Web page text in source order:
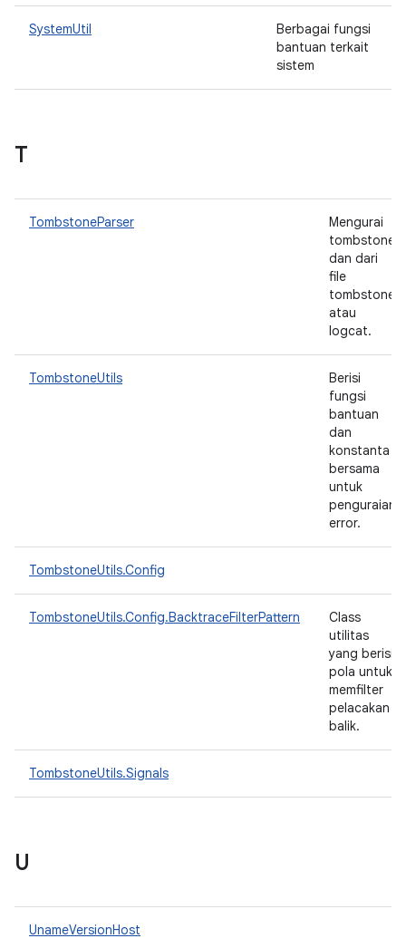
SystemUtil
Berbagai fungsi
bantuan terkait
sistem
T
TombstoneParser
Mengurai
tombstone
dan dari
file
tombstone
atau
logcat.
TombstoneUtils
Berisi
fungsi
bantuan
dan
konstanta
bersama
untuk
penguraian
error.
TombstoneUtils.Config
TombstoneUtils.Config.BacktraceFilterPattern
Class
utilitas
yang berisi
pola untuk
memfilter
pelacakan
balik.
TombstoneUtils.Signals
U
UnameVersionHost